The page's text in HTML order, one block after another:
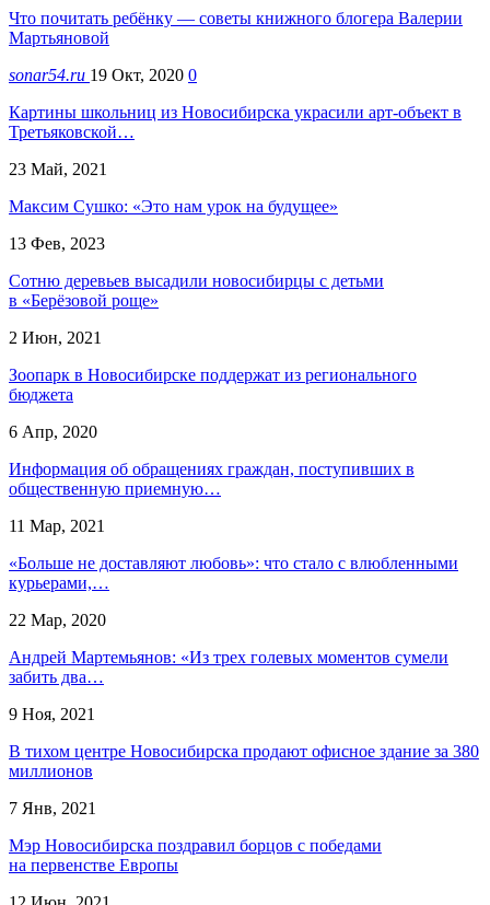
Что почитать ребёнку — советы книжного блогера Валерии
Мартьяновой
sonar54.ru 19 Окт, 2020 0
Картины школьниц из Новосибирска украсили арт-объект в
Третьяковской…
23 Май, 2021
Максим Сушко: «Это нам урок на будущее»
13 Фев, 2023
Сотню деревьев высадили новосибирцы с детьми
в «Берёзовой роще»
2 Июн, 2021
Зоопарк в Новосибирске поддержат из регионального
бюджета
6 Апр, 2020
Информация об обращениях граждан, поступивших в
общественную приемную…
11 Мар, 2021
«Больше не доставляют любовь»: что стало с влюбленными
курьерами,…
22 Мар, 2020
Андрей Мартемьянов: «Из трех голевых моментов сумели
забить два…
9 Ноя, 2021
В тихом центре Новосибирска продают офисное здание за 380
миллионов
7 Янв, 2021
Мэр Новосибирска поздравил борцов с победами
на первенстве Европы